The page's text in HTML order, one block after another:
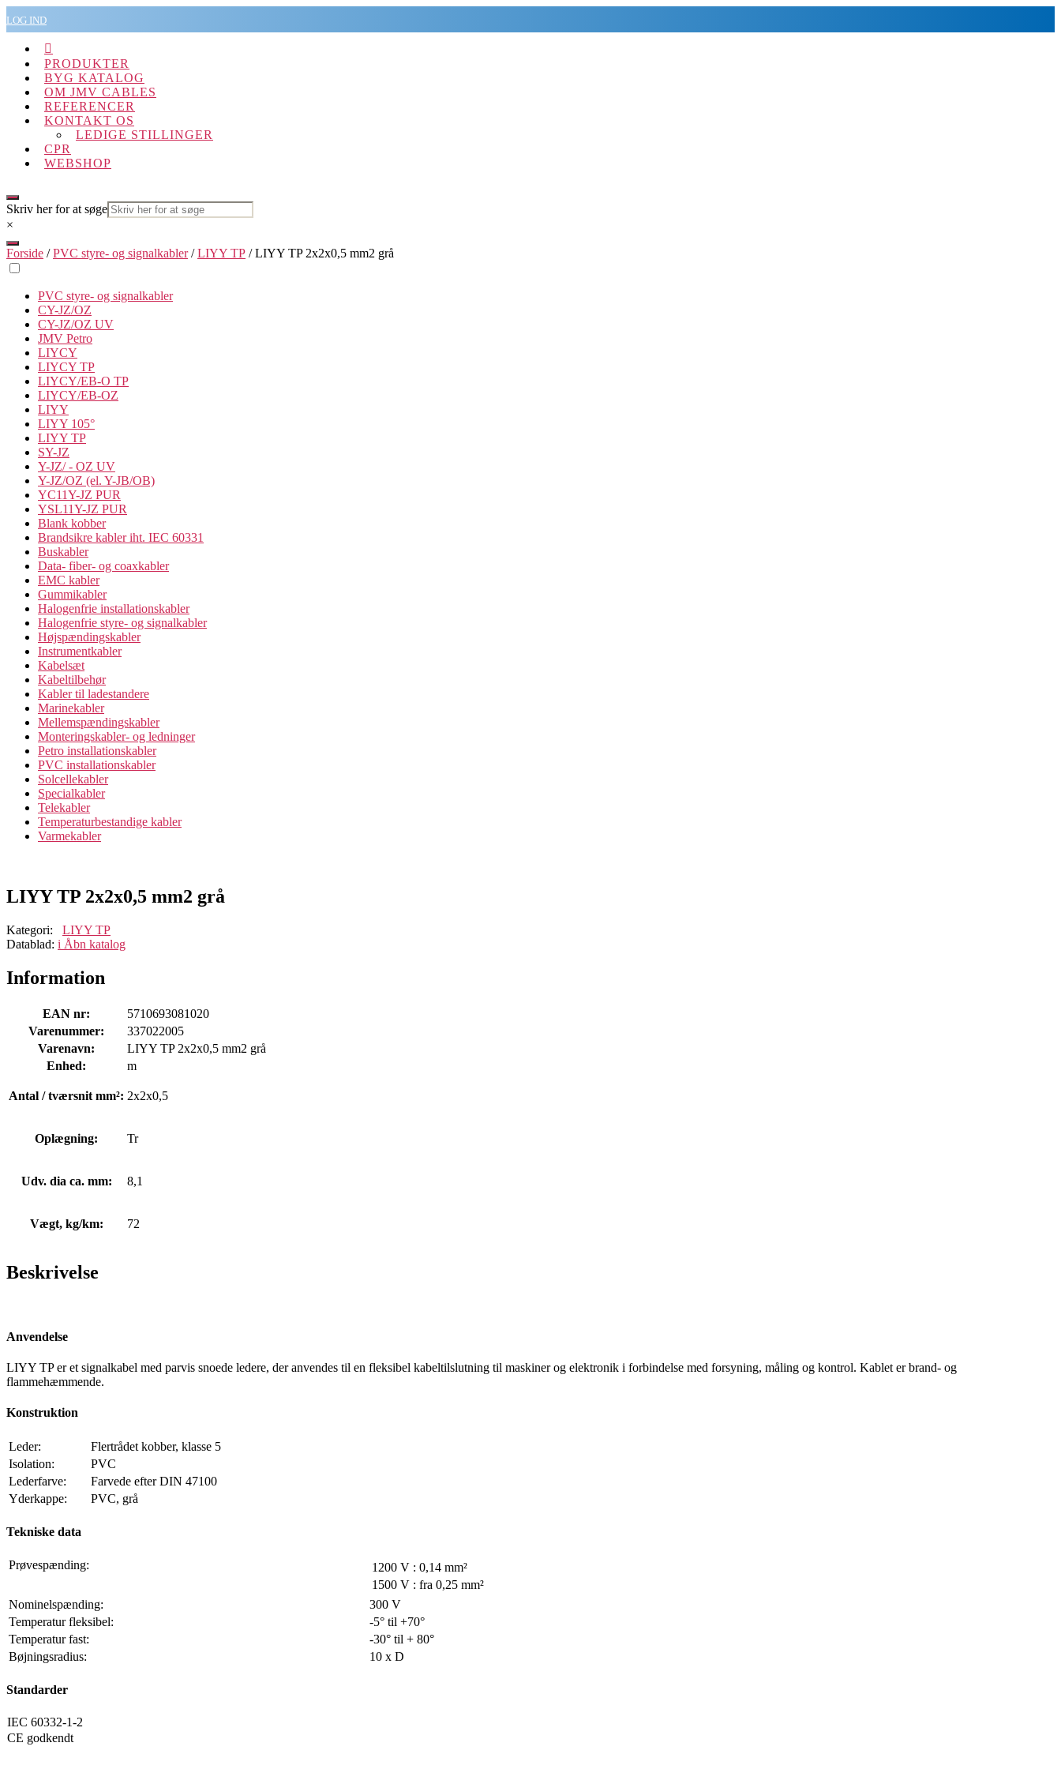
til
indholdet
LOG IND

PRODUKTER
BYG KATALOG
OM JMV CABLES
REFERENCER
KONTAKT OS
LEDIGE STILLINGER
CPR
WEBSHOP
Skriv her for at søge
×
Forside /PVC styre- og signalkabler/LIYY TP / LIYY TP 2x2x0,5 mm2 grå
PVC styre- og signalkabler
CY-JZ/OZ
CY-JZ/OZ UV
JMV Petro
LIYCY
LIYCY TP
LIYCY/EB-O TP
LIYCY/EB-OZ
LIYY
LIYY 105°
LIYY TP
SY-JZ
Y-JZ/ - OZ UV
Y-JZ/OZ (el. Y-JB/OB)
YC11Y-JZ PUR
YSL11Y-JZ PUR
Blank kobber
Brandsikre kabler iht. IEC 60331
Buskabler
Data- fiber- og coaxkabler
EMC kabler
Gummikabler
Halogenfrie installationskabler
Halogenfrie styre- og signalkabler
Højspændingskabler
Instrumentkabler
Kabelsæt
Kabeltilbehør
Kabler til ladestandere
Marinekabler
Mellemspændingskabler
Monteringskabler- og ledninger
Petro installationskabler
PVC installationskabler
Solcellekabler
Specialkabler
Telekabler
Temperaturbestandige kabler
Varmekabler
LIYY TP 2x2x0,5 mm2 grå
Kategori: LIYY TP
Datablad: i Åbn katalog
Information
EAN nr:
5710693081020
Varenummer:
337022005
Varenavn:
LIYY TP 2x2x0,5 mm2 grå
Enhed:
m
Antal / tværsnit mm²: 2x2x0,5
Oplægning: Tr
Udv. dia ca. mm: 8,1
Vægt, kg/km: 72
Beskrivelse
Anvendelse
LIYY TP er et signalkabel med parvis snoede ledere, der anvendes til en fleksibel kabeltilslutning til maskiner og elektronik i forbindelse med forsyning, måling og kontrol. Kablet er brand- og
flammehæmmende.
Konstruktion
Leder:
Flertrådet kobber, klasse 5
Isolation:
PVC
Lederfarve:
Farvede efter DIN 47100
Yderkappe:
PVC, grå
Tekniske data
Prøvespænding:
1200 V : 0,14 mm²
1500 V : fra 0,25 mm²
Nominelspænding:
300 V
Temperatur fleksibel:
-5° til +70°
Temperatur fast:
-30° til + 80°
Bøjningsradius:
10 x D
Standarder
IEC 60332-1-2
CE godkendt